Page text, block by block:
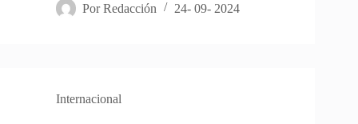
Por Redacción 24- 09- 2024
Internacional